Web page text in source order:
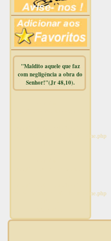
"Maldito aquele que faz
com negligência a obra do
Senhor!"(Jr 48,10).
/home/dicionar/public_html/online.php
/home/dicionar/public_html/online.php